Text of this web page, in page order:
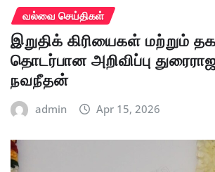
வல்வை செய்திகள்
இறுதிக் கிரியைகள் மற்றும்
தொடர்பான அறிவிப்பு
நவநீதன்
admin Apr 15, 2026